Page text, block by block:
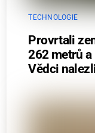
TECHNOLOGIE
Provrtali
262 metrů
Vědci